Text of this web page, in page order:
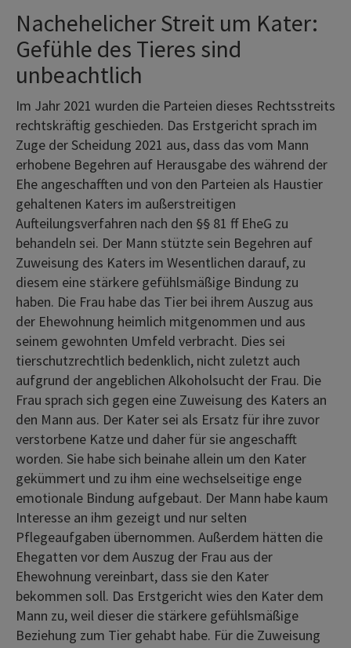
Nachehelicher Streit um Kater:
Gefühle des Tieres sind
unbeachtlich
Im Jahr 2021 wurden die Parteien dieses Rechtsstreits
rechtskräftig geschieden. Das Erstgericht sprach im
Zuge der Scheidung 2021 aus, dass das vom Mann
erhobene Begehren auf Herausgabe des während der
Ehe angeschafften und von den Parteien als Haustier
gehaltenen Katers im außerstreitigen
Aufteilungsverfahren nach den §§ 81 ff EheG zu
behandeln sei. Der Mann stützte sein Begehren auf
Zuweisung des Katers im Wesentlichen darauf, zu
diesem eine stärkere gefühlsmäßige Bindung zu
haben. Die Frau habe das Tier bei ihrem Auszug aus
der Ehewohnung heimlich mitgenommen und aus
seinem gewohnten Umfeld verbracht. Dies sei
tierschutzrechtlich bedenklich, nicht zuletzt auch
aufgrund der angeblichen Alkoholsucht der Frau. Die
Frau sprach sich gegen eine Zuweisung des Katers an
den Mann aus. Der Kater sei als Ersatz für ihre zuvor
verstorbene Katze und daher für sie angeschafft
worden. Sie habe sich beinahe allein um den Kater
gekümmert und zu ihm eine wechselseitige enge
emotionale Bindung aufgebaut. Der Mann habe kaum
Interesse an ihm gezeigt und nur selten
Pflegeaufgaben übernommen. Außerdem hätten die
Ehegatten vor dem Auszug der Frau aus der
Ehewohnung vereinbart, dass sie den Kater
bekommen soll. Das Erstgericht wies den Kater dem
Mann zu, weil dieser die stärkere gefühlsmäßige
Beziehung zum Tier gehabt habe. Für die Zuweisung